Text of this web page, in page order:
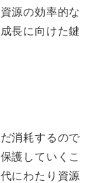
源の効率的な
長に向けた鍵
消耗するので
護していくこ
にわたり資源